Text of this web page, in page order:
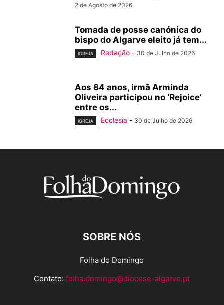
2 de Agosto de 2026
Tomada de posse canónica do
bispo do Algarve eleito já tem...
IGREJA Redação - 30 de Julho de 2026
Aos 84 anos, irmã Arminda
Oliveira participou no ‘Rejoice’
entre os...
IGREJA Ecclesia - 30 de Julho de 2026
SOBRE NÓS
Folha do Domingo
Contato: folha.domingo@diocese-algarve.pt